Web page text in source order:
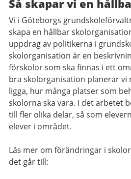
Så skapar vi en
Vi i Göteborgs
skapa en hållbar
uppdrag av politikerna i
skolorganisation är en
förskolor som ska finnas i ett
bra skolorganisation planerar vi
ligga, hur många platser som
skolorna ska vara. I det arbetet
till fler olika delar, så som
elever i området.
Läs mer om förändringar i
det går till: